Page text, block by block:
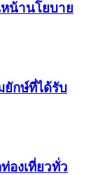
หน้านโยบาย
ยักษ์ที่ได้รับ
องเที่ยวทั่ว